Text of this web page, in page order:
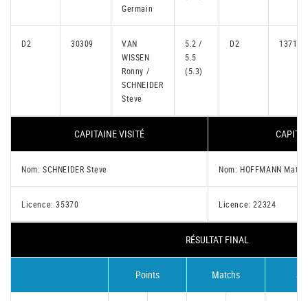
Germain
D2 30309
VAN
WISSEN
Ronny /
SCHNEIDER
Steve
5.2 /
5.5
(5.3)
D2 13712
CAPITAINE VISITÉ
Nom: SCHNEIDER Steve Nom: HOFFMANN
Licence: 35370 Licence: 22324
RÉSULTAT FINAL
Points Matchs